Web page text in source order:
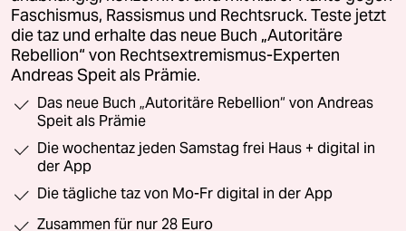
Faschismus, Rassismus und Rechtsruck. Teste jetzt
die taz und erhalte das neue Buch „Autoritäre
Rebellion“ von Rechtsextremismus-Experten
Andreas Speit als Prämie.
Das neue Buch „Autoritäre Rebellion“ von Andreas
Speit als Prämie
Die wochentaz jeden Samstag frei Haus + digital in
der App
Die tägliche taz von Mo-Fr digital in der App
Zusammen für nur 28 Euro